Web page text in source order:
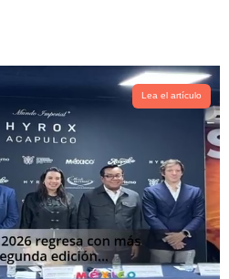
Lea el artículo